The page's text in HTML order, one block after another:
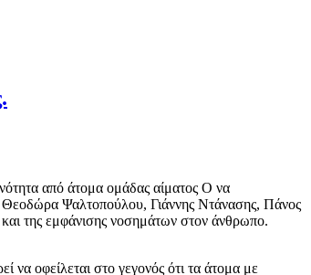
από άτομα ομάδας αίματος Ο να
Θεοδώρα Ψαλτοπούλου, Γιάννης Ντάνασης, Πάνος
της εμφάνισης νοσημάτων στον άνθρωπο.
να οφείλεται στο γεγονός ότι τα άτομα με